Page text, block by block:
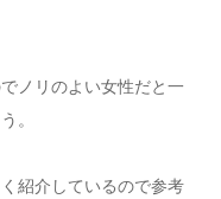
ノリのよい女性だと一
。
紹介しているので参考